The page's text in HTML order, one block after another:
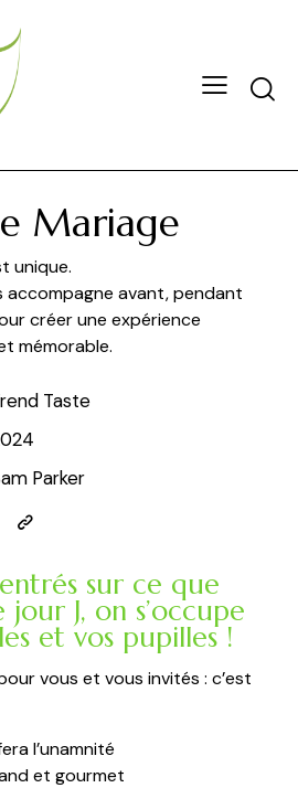
Mariage
sur ce que
J, on s’occupe
et vos pupilles !
vous et vous invités : c’est
l’unamnité
et gourmet
unique.
accompagne avant, pendant
créer une expérience
mémorable.
Taste
Parker